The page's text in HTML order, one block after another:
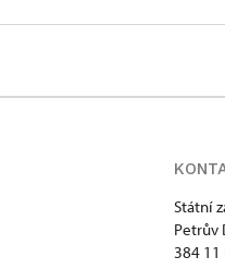
Státní
Petrův
384